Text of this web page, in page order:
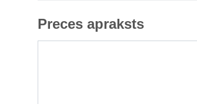
Preces apraksts